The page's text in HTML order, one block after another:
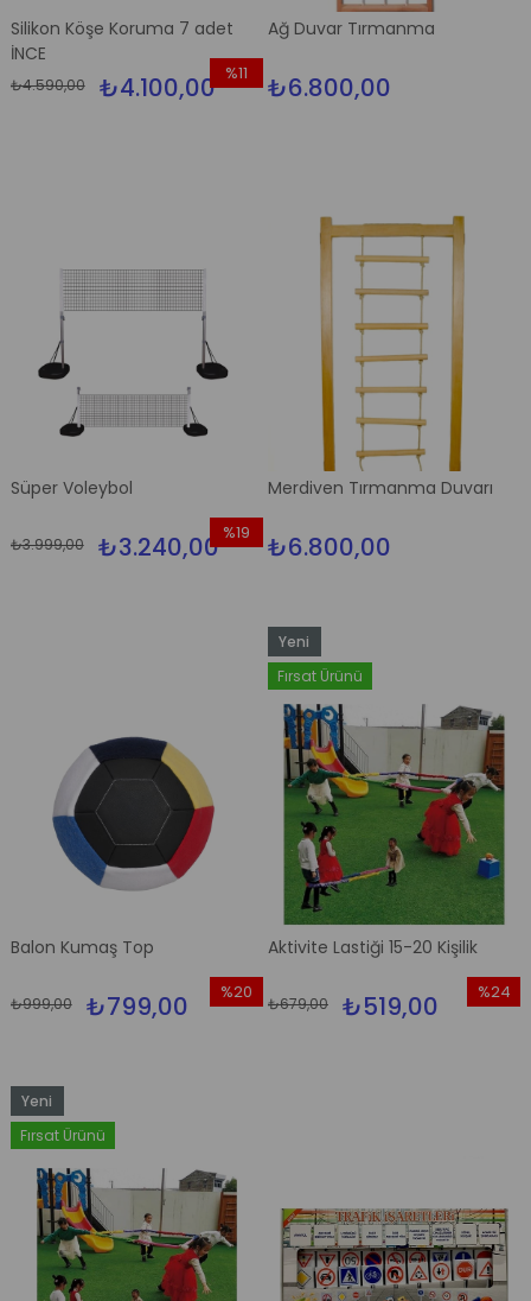
Silikon Köşe Koruma 7 adet
İNCE
₺4.100,00
₺4.590,00
%11
İndirim
Ağ Duvar Tırmanma
₺6.800,00
Süper Voleybol
₺3.240,00
₺3.999,00
%19
İndirim
Merdiven Tırmanma Duvarı
₺6.800,00
Balon Kumaş Top
₺799,00
₺999,00
%20
Aktivite Lastiği 15-20 Kişilik
₺519,00
₺679,00
%24
Yeni
Ürün
Fırsat Ürünü
Yeni
Ürün
Fırsat Ürünü